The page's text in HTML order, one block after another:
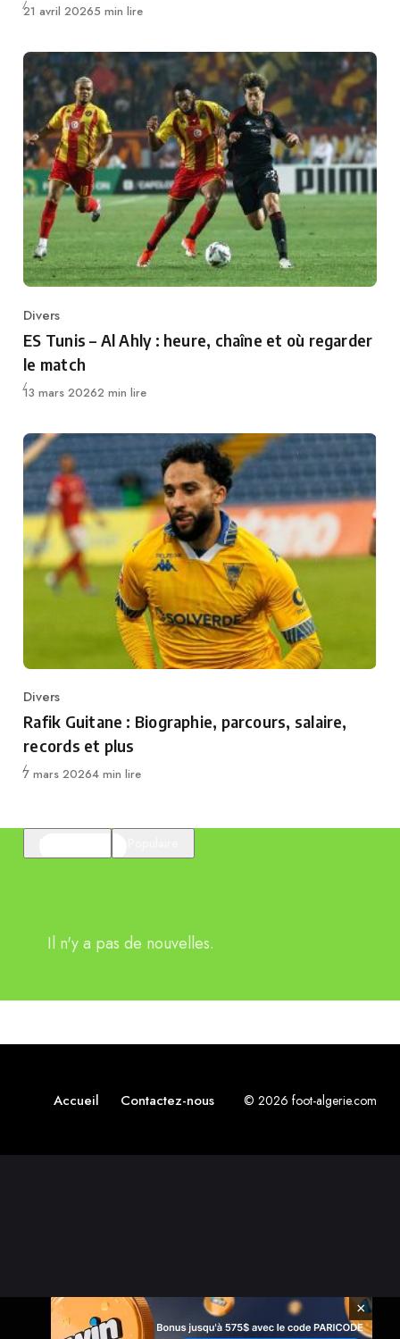
Publié
21 avril 20265 min lire
Category
Divers
ES Tunis – Al Ahly : heure, chaîne et où regarder
le match
Publié
13 mars 20262 min lire
Category
Divers
Rafik Guitane : Biographie, parcours, salaire,
records et plus
Publié
7 mars 20264 min lire
Il n'y a pas de nouvelles.
Accueil Contactez-nous © 2026 foot-algerie.com
×